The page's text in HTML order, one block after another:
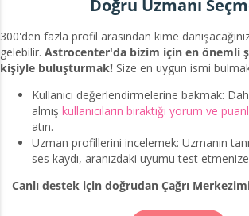
Doğru Uzmanı
300'den fazla profil arasından kime
gelebilir. Astrocenter'da bizim için en önemli
kişiyle buluşturmak! Size en uygun ismi
Kullanıcı değerlendirmelerine bakmak:
almış kullanıcıların bıraktığı yorum ve
atın.
Uzman profillerini incelemek: Uzmanın
ses kaydı, aranızdaki uyumu test
Canlı destek için doğrudan Çağrı